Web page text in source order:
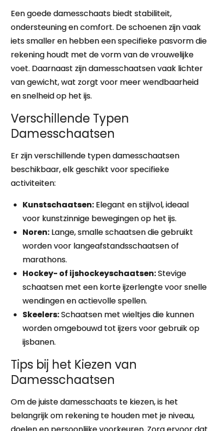
Een goede damesschaats biedt stabiliteit,
ondersteuning en comfort. De schoenen zijn vaak
iets smaller en hebben een specifieke pasvorm die
rekening houdt met de vorm van de vrouwelijke
voet. Daarnaast zijn damesschaatsen vaak lichter
van gewicht, wat zorgt voor meer wendbaarheid
en snelheid op het ijs.
Verschillende Typen
Damesschaatsen
Er zijn verschillende typen damesschaatsen
beschikbaar, elk geschikt voor specifieke
activiteiten:
Kunstschaatsen: Elegant en stijlvol, ideaal
voor kunstzinnige bewegingen op het ijs.
Noren: Lange, smalle schaatsen die gebruikt
worden voor langeafstandsschaatsen of
marathons.
Hockey- of ijshockeyschaatsen:Stevige
schaatsen met een korte ijzerlengte voor snelle
wendingen en actievolle spellen.
Skeelers:Schaatsen met wieltjes die kunnen
worden omgebouwd tot ijzers voor gebruik op
ijsbanen.
Tips bij het Kiezen van
Damesschaatsen
Om de juiste damesschaats te kiezen, is het
belangrijk om rekening te houden met je niveau,